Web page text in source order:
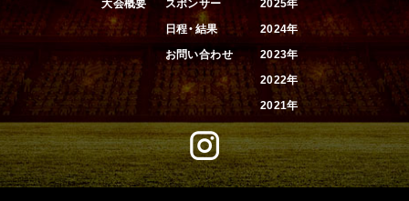
日程・結果
お問い合わせ
2024年
2023年
2022年
2021年